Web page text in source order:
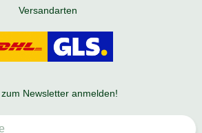
Versandarten
Newsletter anmelden!